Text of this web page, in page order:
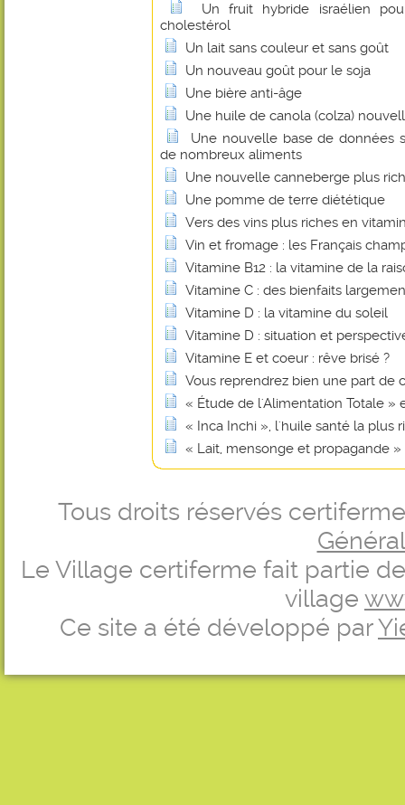
Un fruit hybride israélien
cholestérol
Un lait sans couleur et sans goût
Un nouveau goût pour le soja
Une bière anti-âge
Une huile de canola (colza)
Une nouvelle base de données
de nombreux aliments
Une nouvelle canneberge plus
Une pomme de terre diététique
Vers des vins plus riches en
Vin et fromage : les Français
Vitamine B12 : la vitamine de la
Vitamine C : des bienfaits
Vitamine D : la vitamine du soleil
Vitamine D : situation et
Vitamine E et coeur : rêve brisé ?
Vous reprendrez bien une part de
« Étude de l'Alimentation Totale »
« Inca Inchi », l'huile santé la plus
« Lait, mensonge et propagande »
Tous droits réservés
Le Village certiferme fait partie
village
Ce site a été développé par